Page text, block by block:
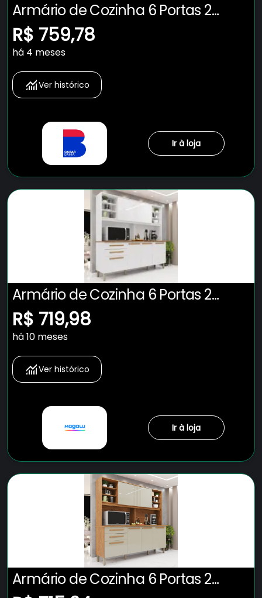
Armário de Cozinha 6 Portas 2
Gavetas Adelle Yescasa Branco
Neve
R$ 759,78
há 4 meses
Ver histórico
Ir à loja
Armário de Cozinha 6 Portas 2
Gavetas Adelle Yescasa
R$ 719,98
há 10 meses
Ver histórico
Ir à loja
Armário de Cozinha 6 Portas 2